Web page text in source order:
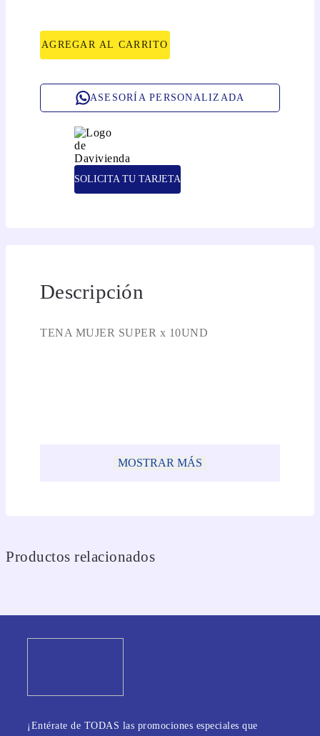
AGREGAR AL CARRITO
ASESORÍA PERSONALIZADA
SOLICITA TU TARJETA
Descripción
TENA MUJER SUPER x 10UND
MOSTRAR MÁS
Productos relacionados
¡Entérate de TODAS las promociones especiales que